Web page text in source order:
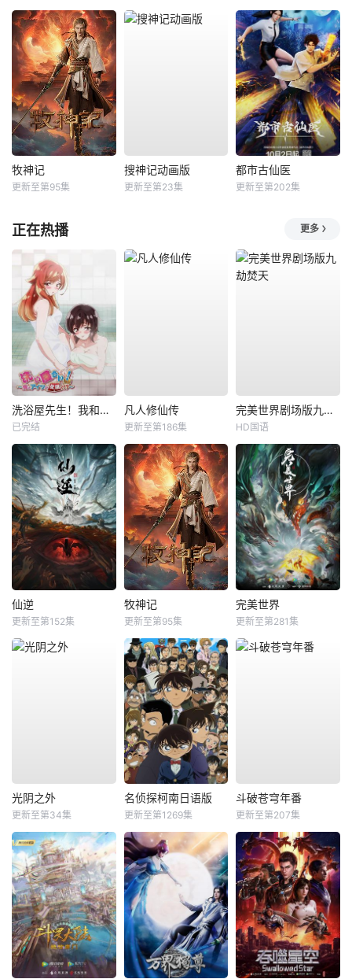
牧神记
更新至第95集
搜神记动画版
更新至第23集
都市古仙医
更新至第202集
正在热播 更多
洗浴屋先生！我和那家伙在女浴池！？
已完结
凡人修仙传
更新至第186集
完美世界剧场版九劫焚天
HD国语
仙逆
更新至第152集
牧神记
更新至第95集
完美世界
更新至第281集
光阴之外
更新至第34集
名侦探柯南日语版
更新至第1269集
斗破苍穹年番
更新至第207集